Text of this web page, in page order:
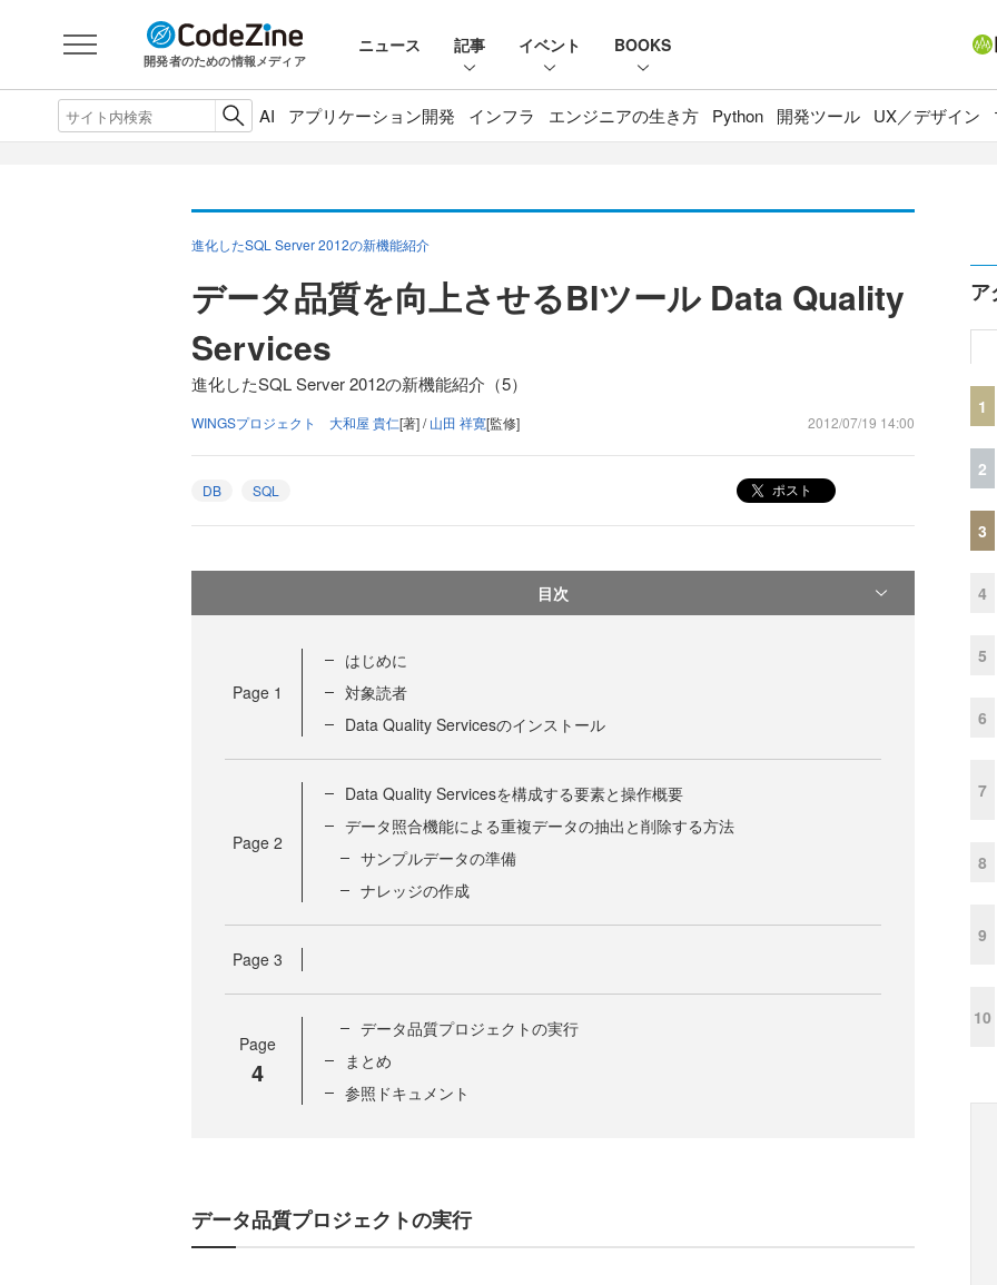
開発者のための情報メディア
ニュース 記事 イベント BOOKS
AI アプリケーション開発 インフラ エンジニアの生き方 Python 開発ツール UX／デザイン
進化したSQL Server 2012の新機能紹介
データ品質を向上させるBIツール Data Quality
Services
進化したSQL Server 2012の新機能紹介（5）
WINGSプロジェクト 大和屋 貴仁[著] /山田 祥寛[監修] 2012/07/19 14:00
DB SQL ポスト
目次
Page 1
はじめに
対象読者
Data Quality Servicesのインストール
Page 2
Data Quality Servicesを構成する要素と操作概要
データ照合機能による重複データの抽出と削除する方法
サンプルデータの準備
ナレッジの作成
Page 3
Page
4
データ品質プロジェクトの実行
まとめ
参照ドキュメント
データ品質プロジェクトの実行
ア
1
2
3
4
5
6
7
8
9
10